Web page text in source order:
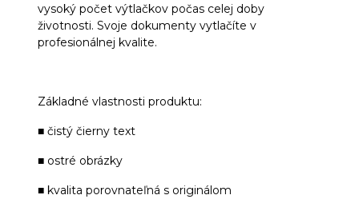
vysoký počet výtlačkov počas celej doby
životnosti. Svoje dokumenty vytlačíte v
profesionálnej kvalite.
Základné vlastnosti produktu:
■ čistý čierny text
■ ostré obrázky
■ kvalita porovnateľná s originálom